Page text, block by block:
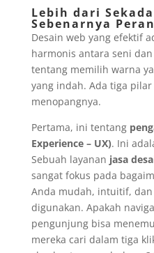
Lebih dari
Sebenarnya
Desain web yang efektif
harmonis antara seni
tentang memilih warna
yang indah. Ada tiga
menopangnya.
Pertama, ini tentang
Experience – UX). Ini
Sebuah layanan jasa
sangat fokus pada
Anda mudah, intuitif,
digunakan. Apakah
pengunjung bisa
mereka cari dalam tiga